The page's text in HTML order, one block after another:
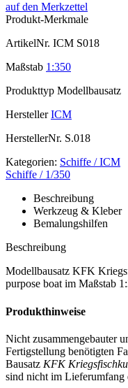
auf den Merkzettel
Produkt-Merkmale
ArtikelNr. ICM S018
Maßstab 1:350
Produkttyp Modellbausatz
Hersteller ICM
HerstellerNr. S.018
Kategorien: Schiffe / ICM
Schiffe / 1/350
Beschreibung
Werkzeug & Kleber
Bemalungshilfen
Beschreibung
Modellbausatz KFK
purpose boat im Maßstab
Produkthinweise
Nicht zusammengebauter
Fertigstellung benötigten
Bausatz KFK
sind nicht im Lieferumfang